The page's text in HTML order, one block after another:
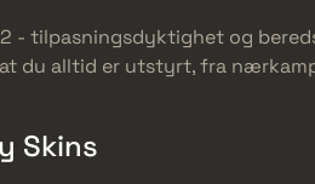
- tilpasningsdyktighet og
at du alltid er utstyrt, fra
Skins